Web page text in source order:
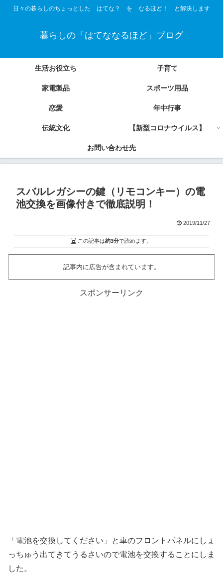
日々の暮らしのちょっとした はてな？ を なるほど！ と解決します
暮らしの「はてななるほど」ブログ
生活お役立ち 子育て
家電製品 スポーツ用品
恋愛 年中行事
伝統文化 【新型コロナウイルス】
お問い合わせ先
スバルレガシーの鍵（リモコンキー）の電
池交換を画像付きで徹底説明！
2019/11/27
この記事は約3分で読めます。
記事内に広告が含まれています。
スポンサーリンク
「電池を交換してください」と車のフロントパネルにしょ
っちゅう出てきてうるさいので電池を交換することにしま
した。